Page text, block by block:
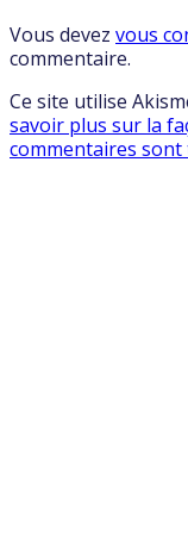
Vous devez vous
commentaire.
Ce site utilise
savoir plus sur la
commentaires sont